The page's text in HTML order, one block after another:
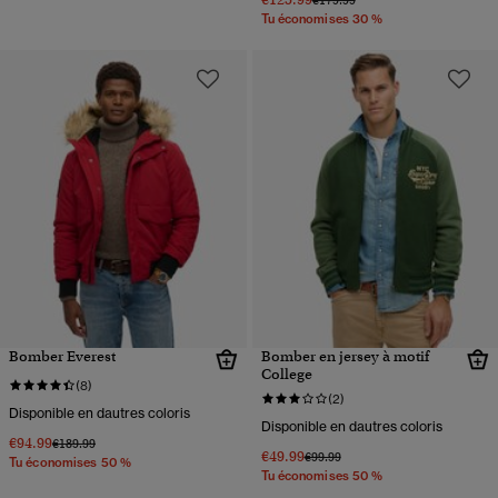
Tu économises 30 %
Bomber Everest
(8)
Disponible en dautres coloris
€94.99Prix réduit de
€189.99à
Tu économises 50 %
Bomber en jersey à motif
College
(2)
Disponible en dautres coloris
€49.99Prix réduit de
€99.99à
Tu économises 50 %